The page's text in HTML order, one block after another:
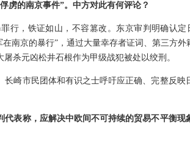
虏的南京事件”。中方对此有何评论？
行，铁证如山，不容篡改。东京审判明确认
南京的暴行”，通过大量幸存者证词、第三方
杀元凶松井石根作为甲级战犯被处以绞刑。
崎市民团体和有识之士呼吁应正确、完整反
表称，应解决中欧间不可持续的贸易不平衡